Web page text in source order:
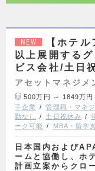
NEW
【ホテ
以上展開する
ビス会社/土日
アセットマネジメ
500万円 ～ 1849万円
手企業
管理職・マネ
勤なし
土日祝休み
ーク可能
MBA・留学
日本国内および
ームと協働し、ホ
計画立案からクロ